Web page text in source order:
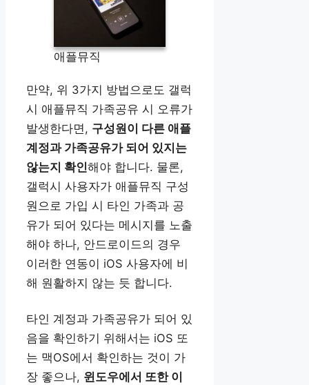
애플뮤직
만약, 위 3가지 방법으로도 갤럭
시 애플뮤직 가족공유 시 오류가
발생한다면, 구성원이 다른 애플
계정과 가족공유가 되어 있지는
않는지 확인해야 합니다. 물론,
갤럭시 사용자가 애플뮤직 구성
원으로 가입 시 타인 가족과 공
유가 되어 있다는 메시지를 노출
해야 하나, 안드로이드의 경우
이러한 연동이 iOS 사용자에 비
해 원활하지 않는 듯 합니다.
타인 계정과 가족공유가 되어 있
음을 확인하기 위해서는 iOS 또
는 맥OS에서 확인하는 것이 가
장 좋으나, 윈도우에서 또한 이